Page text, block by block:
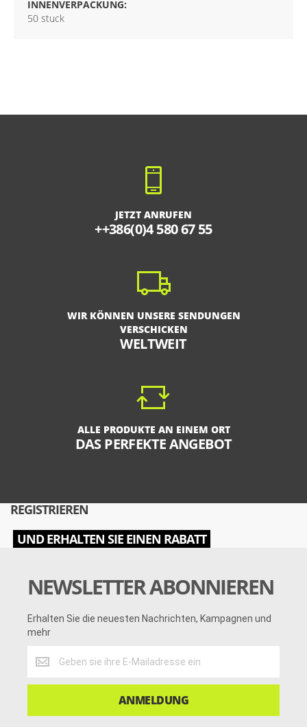
INNENVERPACKUNG:
50 stuck
JETZT ANRUFEN
++386(0)4 580 67 55
WIR KÖNNEN UNSERE SENDUNGEN
VERSCHICKEN
WELTWEIT
ALLE PRODUKTE AN EINEM ORT
DAS PERFEKTE ANGEBOT
REGISTRIEREN
UND ERHALTEN SIE EINEN RABATT
NEWSLETTER ABONNIEREN
Erhalten Sie die neuesten Nachrichten, Kampagnen und
mehr
Sie
ANMELDUNG